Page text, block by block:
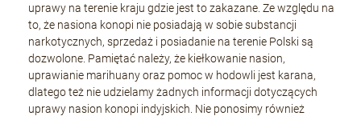
uprawy na terenie kraju gdzie jest to zakazane. Ze względu na
to, że nasiona konopi nie posiadają w sobie substancji
narkotycznych, sprzedaż i posiadanie na terenie Polski są
dozwolone. Pamiętać należy, że kiełkowanie nasion,
uprawianie marihuany oraz pomoc w hodowli jest karana,
dlatego też nie udzielamy żadnych informacji dotyczących
uprawy nasion konopi indyjskich. Nie ponosimy również